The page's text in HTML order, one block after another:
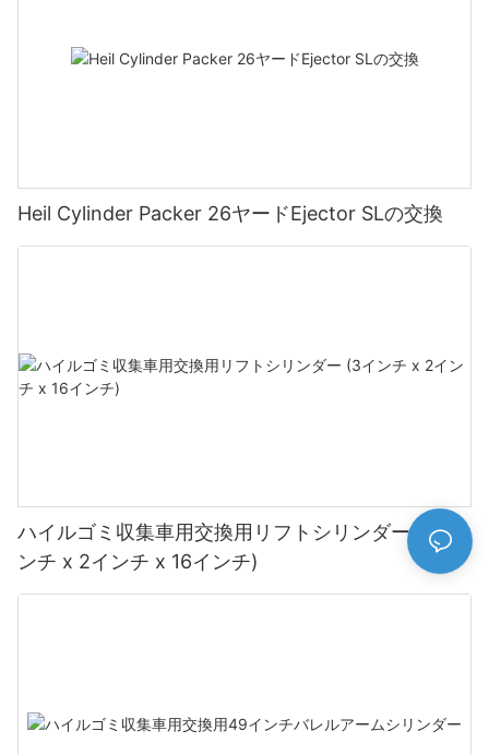
Heil Cylinder Packer 26ヤードEjector SLの交換
ハイルゴミ収集車用交換用リフトシリンダー (3イ
ンチ x 2インチ x 16インチ)